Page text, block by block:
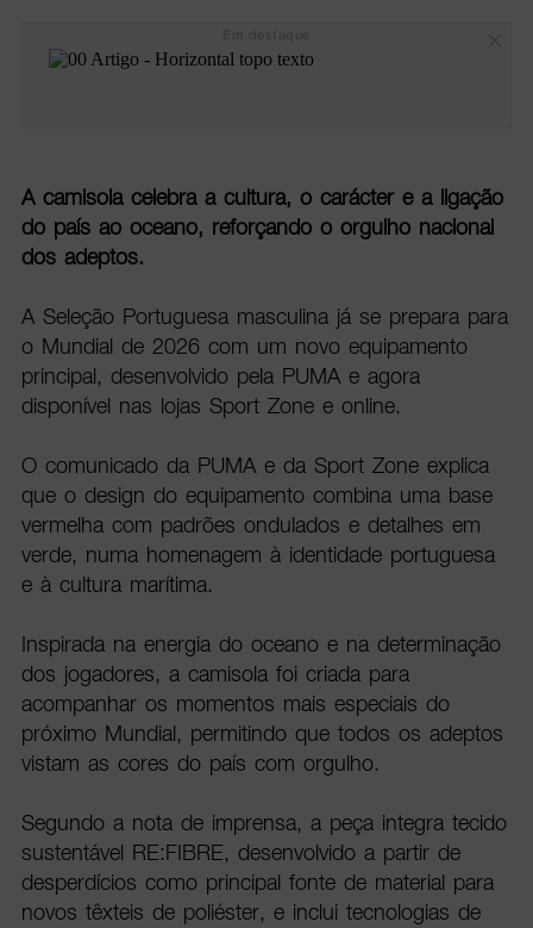
A camisola celebra a cultura, o carácter e a ligação
do país ao oceano, reforçando o orgulho nacional
dos adeptos.
A Seleção Portuguesa masculina já se prepara para
o Mundial de 2026 com um novo equipamento
principal, desenvolvido pela PUMA e agora
disponível nas lojas Sport Zone e online.
O comunicado da PUMA e da Sport Zone explica
que o design do equipamento combina uma base
vermelha com padrões ondulados e detalhes em
verde, numa homenagem à identidade portuguesa
e à cultura marítima.
Inspirada na energia do oceano e na determinação
dos jogadores, a camisola foi criada para
acompanhar os momentos mais especiais do
próximo Mundial, permitindo que todos os adeptos
vistam as cores do país com orgulho.
Segundo a nota de imprensa, a peça integra tecido
sustentável RE:FIBRE, desenvolvido a partir de
desperdícios como principal fonte de material para
novos têxteis de poliéster, e inclui tecnologias de